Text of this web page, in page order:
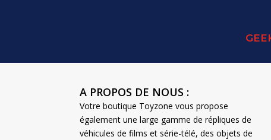
A PROPOS DE NOUS :
Votre boutique Toyzone vous propose
également une large gamme de répliques de
véhicules de films et série-télé, des objets de